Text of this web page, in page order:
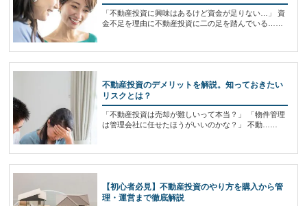
「不動産投資に興味はあるけど資金が足りない…」 資
金不足を理由に不動産投資に二の足を踏んでいる……
不動産投資のデメリットを解説。知っておきたい
リスクとは？
「不動産投資は売却が難しいって本当？」 「物件管理
は管理会社に任せたほうがいいのかな？」 不動……
【初心者必見】不動産投資のやり方を購入から管
理・運営まで徹底解説